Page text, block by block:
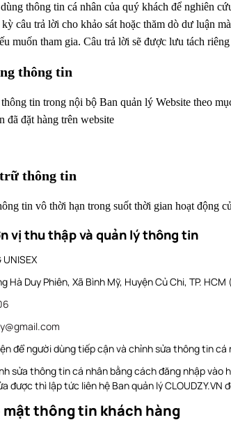
thông tin cá nhân của quý khách để nghiên
câu trả lời cho khảo sát hoặc thăm dò dư luận
muốn tham gia. Câu trả lời sẽ được lưu tách
thông tin
tin trong nội bộ Ban quản lý Website theo
đã đặt hàng trên website
thông tin
tin vô thời hạn trong suốt thời gian hoạt động
vị thu thập và quản lý thông tin
UNISEX
Hà Duy Phiên, Xã Bình Mỹ, Huyện Củ Chi, TP.
để người dùng tiếp cận và chỉnh sửa thông tin cá
sửa thông tin cá nhân bằng cách đăng nhập
được thì lập tức liên hệ Ban quản lý CLOUDZY.VN
mật thông tin khách hàng